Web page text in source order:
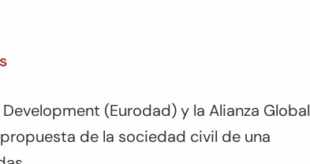
(Eurodad) y la Alianza Global
de la sociedad civil de una